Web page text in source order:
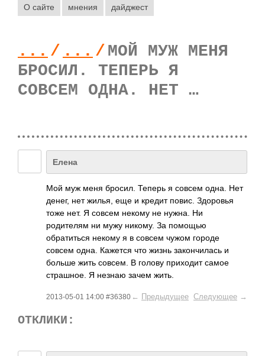
О сайте мнения дайджест
... / ... / МОЙ МУЖ МЕНЯ
БРОСИЛ. ТЕПЕРЬ Я
СОВСЕМ ОДНА. НЕТ …
Eлена
Мой муж меня бросил. Теперь я совсем одна. Нет
денег, нет жилья, еще и кредит повис. Здоровья
тоже нет. Я совсем некому не нужна. Ни
родителям ни мужу никому. За помощью
обратиться некому я в совсем чужом городе
совсем одна. Кажется что жизнь закончилась и
больше жить совсем. В голову приходит самое
страшное. Я незнаю зачем жить.
2013-05-01 14:00 #36380 ← Предыдущее Следующее →
ОТКЛИКИ: